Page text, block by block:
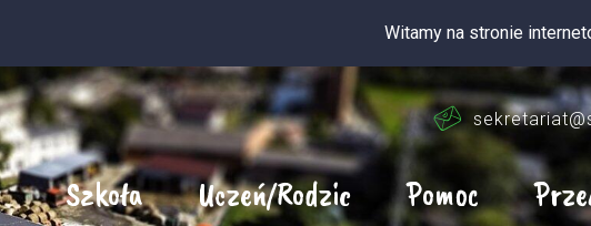
Witamy na stronie internetowej
Szkoła Uczeń/Rodzic Pomoc